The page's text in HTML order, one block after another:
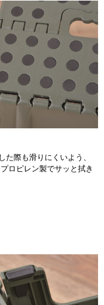
際も滑りにくいよう、
ロピレン製でサッと拭き